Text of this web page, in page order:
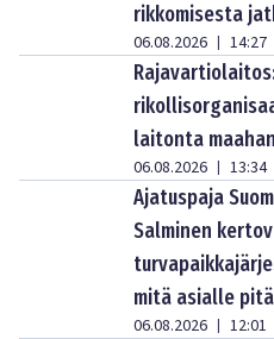
rikkomisesta
06.08.2026 | 14:27
laitonta
06.08.2026 | 13:34
Ajatuspaja
Salminen
mitä asialle
06.08.2026 | 12:01